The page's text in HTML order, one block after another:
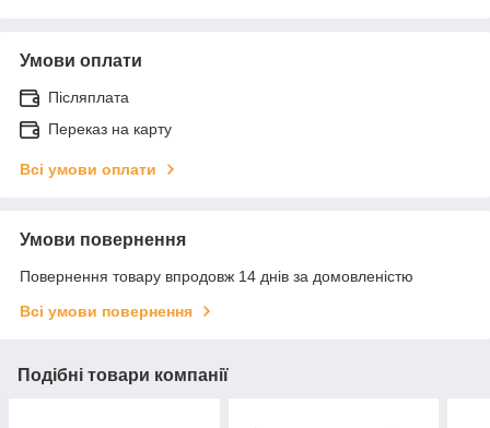
Умови оплати
Післяплата
Переказ на карту
Всі умови оплати
Умови повернення
Повернення товару впродовж 14 днів за домовленістю
Всі умови повернення
Подібні товари компанії